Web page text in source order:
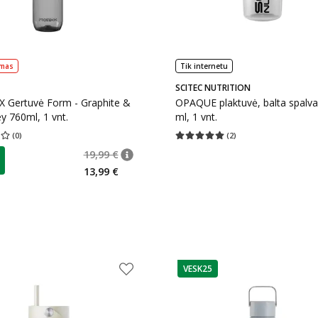
Gertuvė Form - Graphite &
760ml, 1 vnt.
(0) 0.00
19,99 €
patarimas
Įprasta kaina
13,99 €
Tik internetu
SCITEC NUTRITION
OPAQUE plaktuvė, balta
ml, 1 vnt.
(2)
Vidutinis įvertinimas 5.00
patarimas
VESK25